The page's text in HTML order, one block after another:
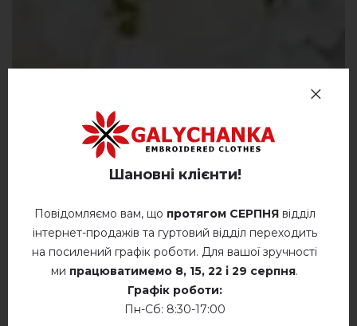
Шановні клієнти!
Повідомляємо вам, що протягом СЕРПНЯвідділ
інтернет-продажів та гуртовий відділ переходить
на посилений графік роботи. Для вашої зручності
ми працюватимемо 8, 15, 22 і 29 серпня.
Графік роботи:
Пн-Сб: 8:30-17:00